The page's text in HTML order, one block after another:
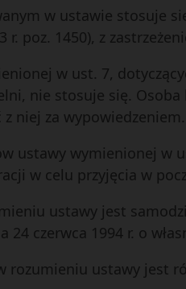
w ustawie stosuje
r. poz. 1450), z
w ust. 7,
nie stosuje się.
niej za wypowiedzeniem.
ustawy wymienionej w
w celu przyjęcia w
ustawy jest
czerwca 1994 r. o
rozumieniu ustawy jest